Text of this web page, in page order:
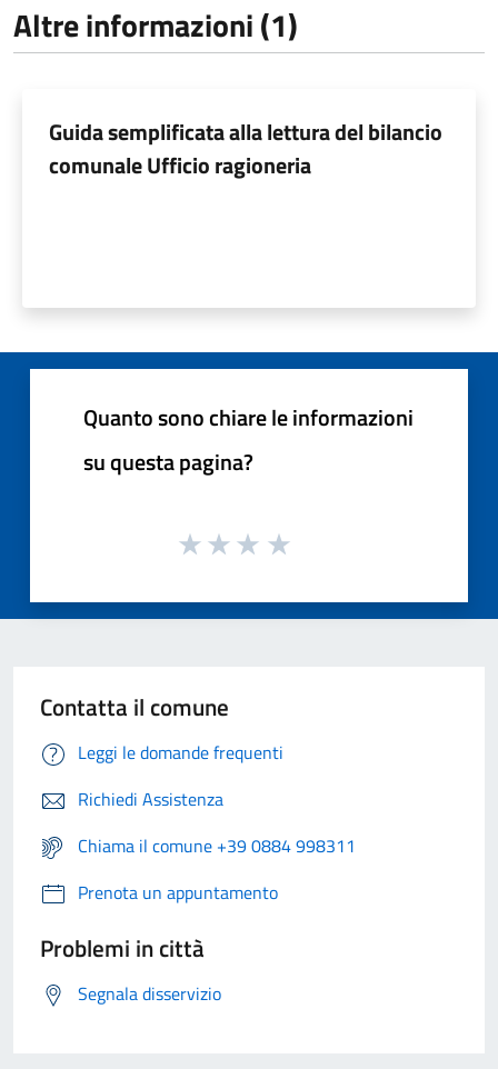
Altre informazioni (1)
Guida semplificata alla lettura del bilancio
comunale Ufficio ragioneria
Quanto sono chiare le informazioni
su questa pagina?
Contatta il comune
Leggi le domande frequenti
Richiedi Assistenza
Chiama il comune +39 0884 998311
Prenota un appuntamento
Problemi in città
Segnala disservizio